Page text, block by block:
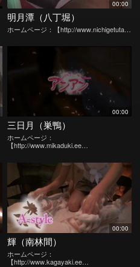
00:00
明月潭（八丁堀）
ホームページ：【http://www.nichigetuta…
00:00
三日月（巣鴨）
ホームページ：
【http://www.mikaduki.ee…
00:00
輝（南林間）
ホームページ：
【http://www.kagayaki.ee…